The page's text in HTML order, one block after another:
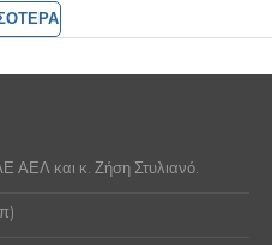
ΑΕΛ και κ. Ζήση Στυλιανό.